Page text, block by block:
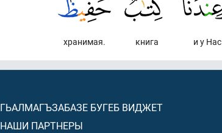
и у Нас
книга
хранимая.
ГЬАЛМАГЪЗАБАЗЕ БУГЕБ ВИДЖЕТ
НАШИ ПАРТНЕРЫ